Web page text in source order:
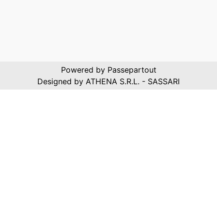
Powered by Passepartout
Designed by ATHENA S.R.L. - SASSARI